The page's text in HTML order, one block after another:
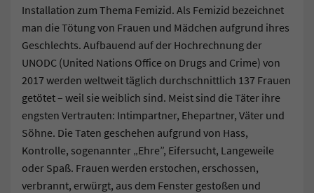
Installation zum Thema Femizid. Als Femizid bezeichnet
man die Tötung von Frauen und Mädchen aufgrund ihres
Geschlechts. Aufbauend auf der Hochrechnung der
UNODC (United Nations Office on Drugs and Crime) von
2017 werden weltweit täglich durchschnittlich 137 Frauen
getötet – weil sie weiblich sind. Meist sind die Täter ihre
engsten Vertrauten: Intimpartner, Ehepartner, Väter und
Söhne. Die Taten geschehen aufgrund von Hass,
Kontrolle, sogenannter „Ehre”, Eifersucht, Langeweile
oder Spaß. Frauen werden erstochen, erschossen,
verbrannt, erwürgt, aus dem Fenster gestoßen und